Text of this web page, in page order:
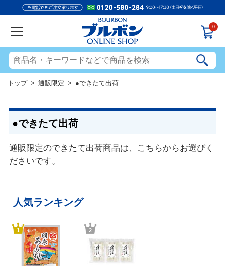
0
トップ> 通販限定 > ●できたて出荷
●できたて出荷
通販限定のできたて出荷商品は、こちらからお選びく
ださいです。
人気ランキング
1 2